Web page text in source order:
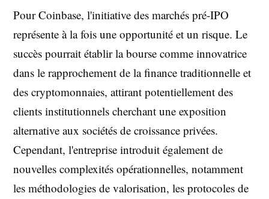
Pour Coinbase, l'initiative des marchés pré-IPO
représente à la fois une opportunité et un risque. Le
succès pourrait établir la bourse comme innovatrice
dans le rapprochement de la finance traditionnelle et
des cryptomonnaies, attirant potentiellement des
clients institutionnels cherchant une exposition
alternative aux sociétés de croissance privées.
Cependant, l'entreprise introduit également de
nouvelles complexités opérationnelles, notamment
les méthodologies de valorisation, les protocoles de